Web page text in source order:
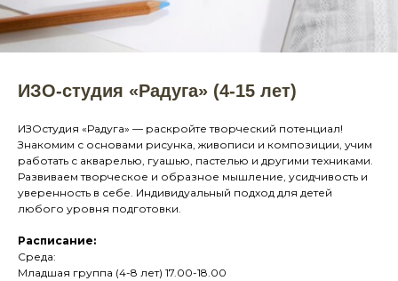
ИЗО-студия «Радуга» (4-15 лет)
ИЗОстудия «Радуга» — раскройте творческий потенциал!
Знакомим с основами рисунка, живописи и композиции, учим
работать с акварелью, гуашью, пастелью и другими техниками.
Развиваем творческое и образное мышление, усидчивость и
уверенность в себе. Индивидуальный подход для детей
любого уровня подготовки.
Расписание:
Среда:
Младшая группа (4-8 лет) 17.00-18.00